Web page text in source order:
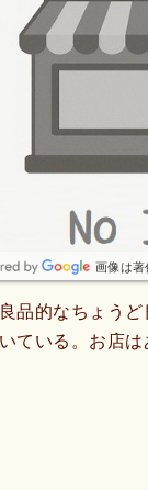
画像は著
品的なちょう
ている。お店